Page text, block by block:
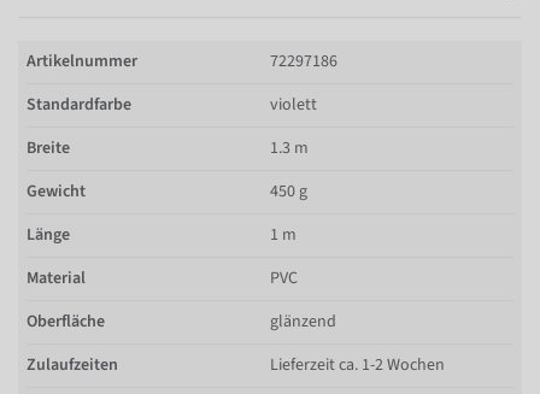
Artikelnummer
72297186
Standardfarbe
violett
Breite
1.3 m
Gewicht
450 g
Länge
1 m
Material
PVC
Oberfläche
glänzend
Zulaufzeiten
Lieferzeit ca. 1-2 Wochen